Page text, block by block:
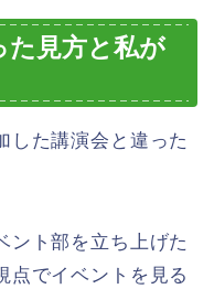
た見方と私が
した講演会と違った
ント部を立ち上げた
点でイベントを見る